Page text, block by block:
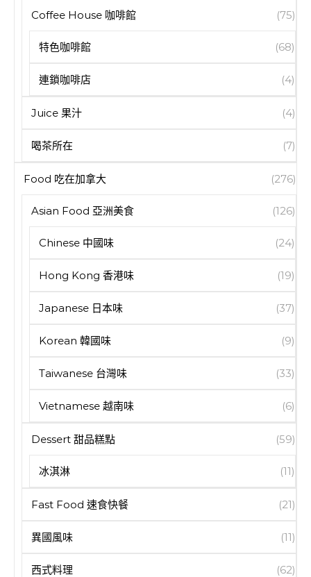
Coffee House 咖啡館 (75)
特色咖啡館 (68)
連鎖咖啡店 (4)
Juice 果汁 (4)
喝茶所在 (7)
Food 吃在加拿大 (276)
Asian Food 亞洲美食 (126)
Chinese 中國味 (24)
Hong Kong 香港味 (19)
Japanese 日本味 (37)
Korean 韓國味 (9)
Taiwanese 台灣味 (33)
Vietnamese 越南味 (6)
Dessert 甜品糕點 (59)
冰淇淋 (11)
Fast Food 速食快餐 (21)
異國風味 (11)
西式料理 (62)